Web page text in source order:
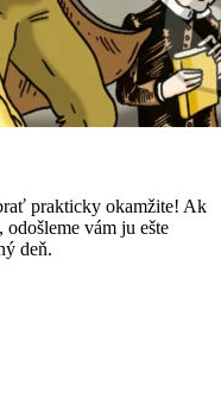
prakticky okamžite! Ak
vám ju ešte
deň.